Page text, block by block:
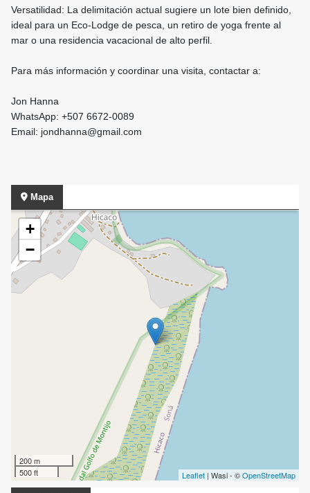
Versatilidad: La delimitación actual sugiere un lote bien definido,
ideal para un Eco-Lodge de pesca, un retiro de yoga frente al
mar o una residencia vacacional de alto perfil.
Para más información y coordinar una visita, contactar a:
Jon Hanna
WhatsApp: +507 6672-0089
Email: jondhanna@gmail.com
Mapa
+
−
200 m
500 ft
Leaflet | Wasi - ©OpenStreetMap